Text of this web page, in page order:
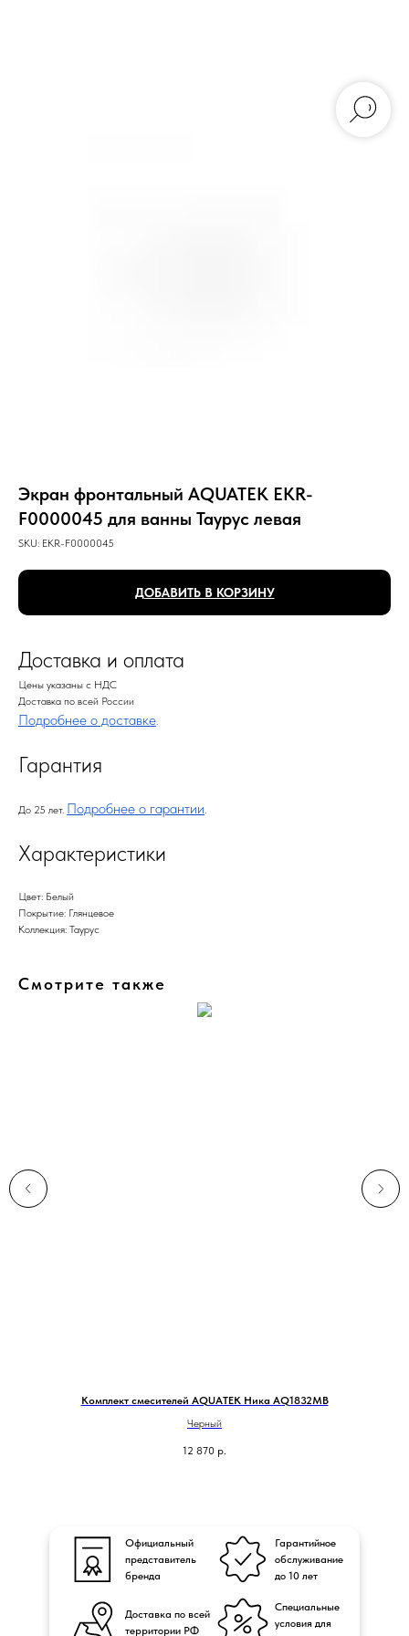
Экран фронтальный AQUATEK EKR-
F0000045 для ванны Таурус левая
SKU: EKR-F0000045
ДОБАВИТЬ В КОРЗИНУ
Доставка и оплата
Цены указаны с НДС
Доставка по всей России
Подробнее о доставке.
Гарантия
До 25 лет. Подробнее о гарантии.
Характеристики
Цвет: Белый
Покрытие: Глянцевое
Коллекция: Таурус
Смотрите также
Комплект смесителей AQUATEK Ника AQ1832MB
Черный
12 870 р.
Официальный
представитель
бренда
Доставка по всей
территории РФ
Гарантийное
обслуживание
до 10 лет
Специальные
условия для